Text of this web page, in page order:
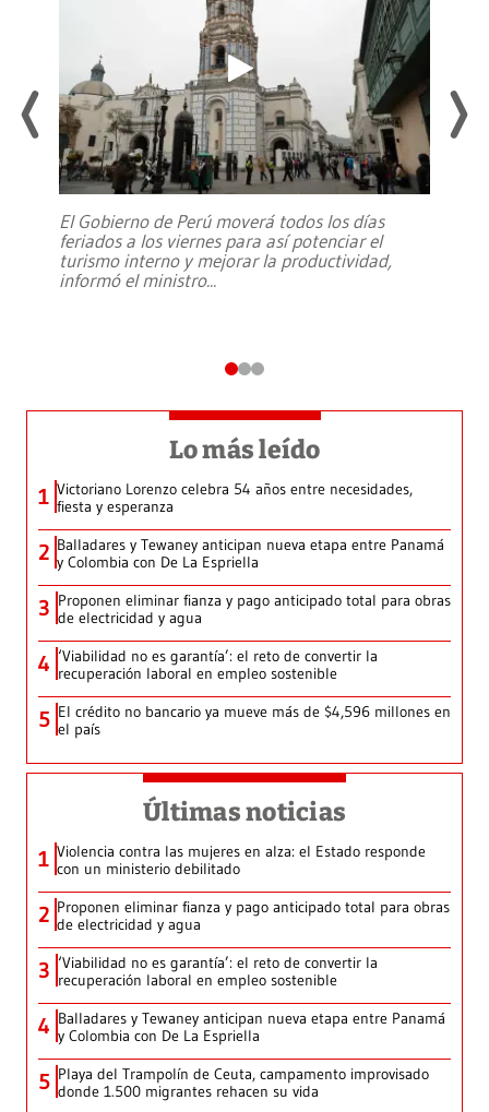
El Gobierno de Perú moverá todos los días
feriados a los viernes para así potenciar el
turismo interno y mejorar la productividad,
informó el ministro...
Lo más leído
1 Victoriano Lorenzo celebra 54 años entre necesidades,
fiesta y esperanza
2 Balladares y Tewaney anticipan nueva etapa entre Panamá
y Colombia con De La Espriella
3 Proponen eliminar fianza y pago anticipado total para obras
de electricidad y agua
4 ‘Viabilidad no es garantía’: el reto de convertir la
recuperación laboral en empleo sostenible
5 El crédito no bancario ya mueve más de $4,596 millones en
el país
Últimas noticias
1 Violencia contra las mujeres en alza: el Estado responde
con un ministerio debilitado
2 Proponen eliminar fianza y pago anticipado total para obras
de electricidad y agua
3 ‘Viabilidad no es garantía’: el reto de convertir la
recuperación laboral en empleo sostenible
4 Balladares y Tewaney anticipan nueva etapa entre Panamá
y Colombia con De La Espriella
5 Playa del Trampolín de Ceuta, campamento improvisado
donde 1.500 migrantes rehacen su vida